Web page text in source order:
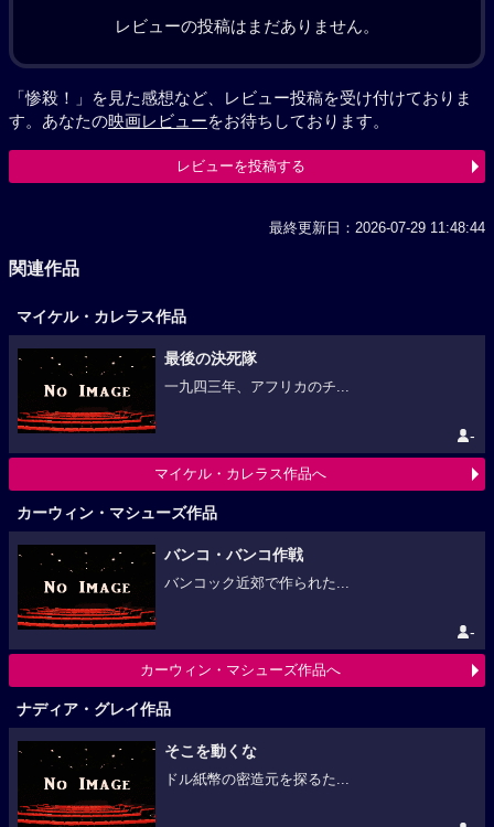
レビューの投稿はまだありません。
「惨殺！」を見た感想など、レビュー投稿を受け付けておりま
す。あなたの映画レビューをお待ちしております。
レビューを投稿する
最終更新日：2026-07-29 11:48:44
関連作品
マイケル・カレラス作品
最後の決死隊
一九四三年、アフリカのチ...
-
マイケル・カレラス作品へ
カーウィン・マシューズ作品
バンコ・バンコ作戦
バンコック近郊で作られた...
-
カーウィン・マシューズ作品へ
ナディア・グレイ作品
そこを動くな
ドル紙幣の密造元を探るた...